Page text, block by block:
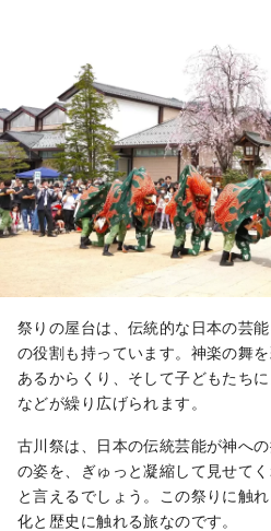
祭りの屋台は、伝統的な日本の芸
の役割も持っています。神楽の舞
あるからくり、そして子どもたち
などが繰り広げられます。
古川祭は、日本の伝統芸能が神へ
の姿を、ぎゅっと凝縮して見せて
と言えるでしょう。この祭りに触
化と歴史に触れる旅なのです。